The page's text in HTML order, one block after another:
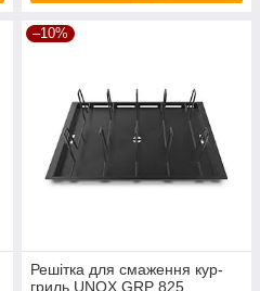
–10%
Решітка для смаження кур-
гриль UNOX GRP 825